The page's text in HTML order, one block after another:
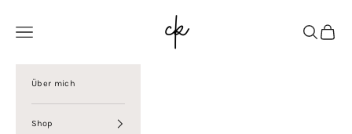
Christina Kolbe
Menü
Suchen
Über mich
Shop